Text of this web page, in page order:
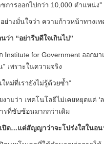
การออกไปกว่า 10,000 ตำแหน่ง
อย่างมั่นใจว่า ความก้าวหน้าทาง
ว่า “อย่ารีบดีใจเกินไป”
Institute for Government ออกม
เพราะในความจริง
หม่ที่เรายังไม่รู้ด้วยซ้ำ”
งามว่า เทคโนโลยีไม่เคยหยุดแค่
รที่ซับซ้อนมากกว่าเดิม
ปิด…แต่สัญญาว่าจะโปร่งใสในอ